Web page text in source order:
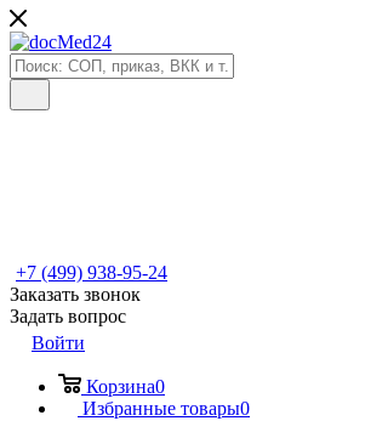
+7 (499) 938-95-24
Заказать звонок
Задать вопрос
Войти
Корзина0
Избранные товары0